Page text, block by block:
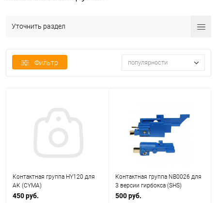
Уточнить раздел
Фильтр популярности
Контактная группа HY120 для
АК (CYMA)
450 руб.
Контактная группа NB0026 для
3 версии гирбокса (SHS)
500 руб.